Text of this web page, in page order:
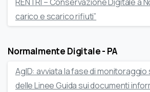
carico e scarico rifiuti”
Normalmente Digitale - PA
AgID: avviata la fase di monitoraggio
delle Linee Guida sui documenti